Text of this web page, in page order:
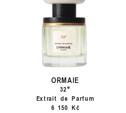
ORMAIE
32°
Extrait de Parfum
6 150 Kč